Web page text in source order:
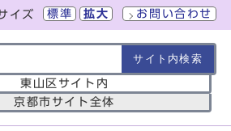
イズ 標準 拡大 お問い合わせ
囲 東山区サイト内
京都市サイト全体